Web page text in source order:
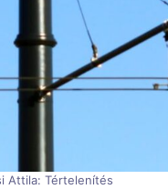
Attila: Tértelenítés